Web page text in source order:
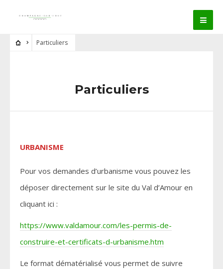
Particuliers
Particuliers
URBANISME
Pour vos demandes d’urbanisme vous pouvez les
déposer directement sur le site du Val d’Amour en
cliquant ici :
https://www.valdamour.com/les-permis-de-
construire-et-certificats-d-urbanisme.htm
Le format dématérialisé vous permet de suivre